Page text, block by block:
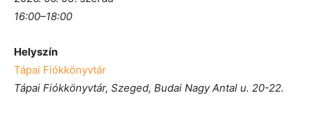
16:00–18:00
Helyszín
Tápai Fiókkönyvtár
Tápai Fiókkönyvtár, Szeged, Budai Nagy Antal u. 20-22.